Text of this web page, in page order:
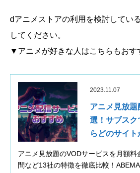
dアニメストアの利用を検討してい
してください。
▼アニメが好きな人はこちらもおす
2023.11.07
アニメ見放
選！サブスク
らどのサイト
アニメ見放題のVODサービスを月額料
間など13社の特徴を徹底比較！ABEMA